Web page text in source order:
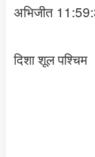
अभिजीत
दिशा शूल पश्चिम